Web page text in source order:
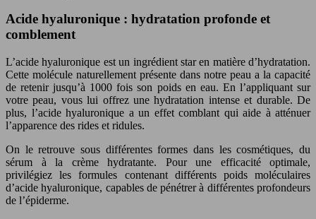
Acide hyaluronique : hydratation profonde et
comblement
L’acide hyaluronique est un ingrédient star en matière d’hydratation.
Cette molécule naturellement présente dans notre peau a la capacité
de retenir jusqu’à 1000 fois son poids en eau. En l’appliquant sur
votre peau, vous lui offrez une hydratation intense et durable. De
plus, l’acide hyaluronique a un effet comblant qui aide à atténuer
l’apparence des rides et ridules.
On le retrouve sous différentes formes dans les cosmétiques, du
sérum à la crème hydratante. Pour une efficacité optimale,
privilégiez les formules contenant différents poids moléculaires
d’acide hyaluronique, capables de pénétrer à différentes profondeurs
de l’épiderme.